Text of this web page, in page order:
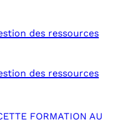
des ressources
des ressources
FORMATION AU